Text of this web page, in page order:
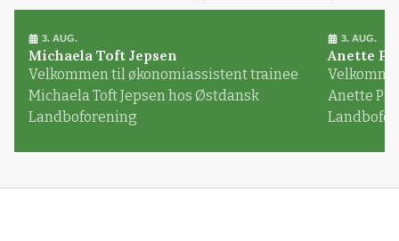
3. AUG.
Michaela Toft Jepsen
Velkommen til økonomiassistent trainee
Michaela Toft Jepsen hos Østdansk
Landboforening
3. AUG.
Anette
Anette